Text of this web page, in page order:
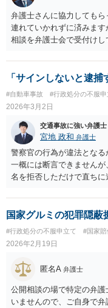
弁護士さんに協力しても
連れていかれずに済みま
相談を弁護士会で受付け
「サインしないと逮
#自動車事故 #行政処分の不服申
2026年3月2日
交通事故に強い弁護士
宮地 政和 弁護士
警察官の行為が違法とな
一概には断言できません
名を拒否しただけで直ち
はあると思います。
国家グルミの犯罪隠蔽
#行政処分の不服申立て #国家
2026年2月19日
匿名A 弁護士
公開相談の場で特定の弁
いませんので、ご自身で